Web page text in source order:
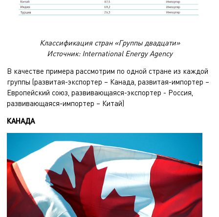
Классификация стран «Группы двадцати»
Источник: International Energy Agency
В качестве примера рассмотрим по одной стране из каждой
группы (развитая-экспортер – Канада, развитая-импортер –
Европейский союз, развивающаяся-экспортер - Россия,
развивающаяся-импортер – Китай)
КАНАДА